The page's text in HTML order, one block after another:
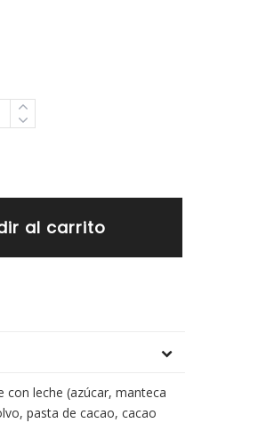
al carrito
con leche (azúcar, manteca
pasta de cacao, cacao